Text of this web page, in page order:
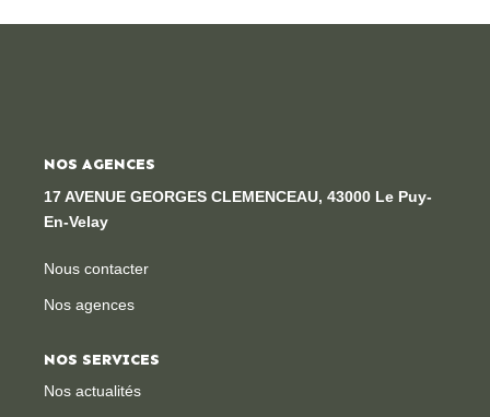
NOS AGENCES
17 AVENUE GEORGES CLEMENCEAU, 43000 Le Puy-
En-Velay
Nous contacter
Nos agences
NOS SERVICES
Nos actualités